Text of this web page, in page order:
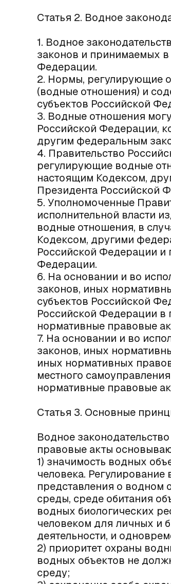
Статья 2. Водное
1. Водное
законов и принимаемых в
Федерации.
2. Нормы, регулирующие
(водные отношения) и
субъектов Российской
3. Водные отношения
Российской Федерации,
другим федеральным
4. Правительство
регулирующие водные
настоящим Кодексом,
Президента Российской
5. Уполномоченные
исполнительной власти
водные отношения, в
Кодексом, другими
Российской Федерации и
Федерации.
6. На основании и во
законов, иных
субъектов Российской
Российской Федерации в
нормативные правовые
7. На основании и во
законов, иных
иных нормативных
местного
нормативные правовые
Статья 3. Основные
Водное
правовые акты
1) значимость водных
человека.
представления о водном
среды, среде обитания
водных биологических
человеком для личных и
деятельности, и
2) приоритет охраны
водных объектов не
среду;